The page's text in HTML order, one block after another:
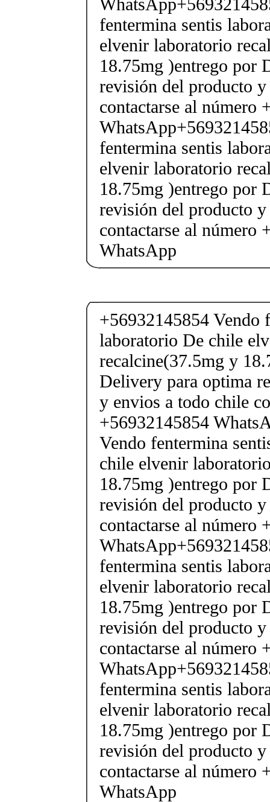
fentermina sentis
elvenir laboratorio
18.75mg )entrego por
revisión del producto
contactarse al número
fentermina sentis
elvenir laboratorio
18.75mg )entrego por
revisión del producto
contactarse al número
WhatsApp
+56932145854 Vendo
laboratorio De chile
recalcine(37.5mg y
Delivery para optima
y envios a todo chile
+56932145854
Vendo fentermina
chile elvenir
18.75mg )entrego por
revisión del producto
contactarse al número
fentermina sentis
elvenir laboratorio
18.75mg )entrego por
revisión del producto
contactarse al número
fentermina sentis
elvenir laboratorio
18.75mg )entrego por
revisión del producto
contactarse al número
WhatsApp